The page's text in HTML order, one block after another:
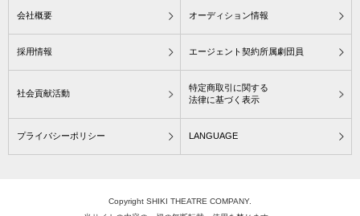
会社概要 オーディション情報
採用情報 エージェント契約所属劇団員
社会貢献活動
特定商取引に関する
法律に基づく表示
プライバシーポリシー LANGUAGE
Copyright SHIKI THEATRE COMPANY.